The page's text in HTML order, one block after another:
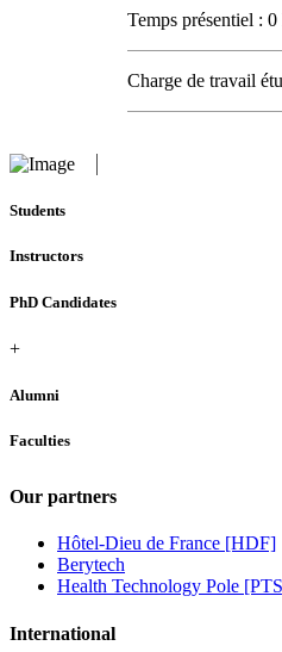
Temps présentiel : 0
Charge de travail
Students
Instructors
PhD Candidates
+
Alumni
Faculties
Our partners
Hôtel-Dieu de France [HDF]
Berytech
Health Technology Pole
International